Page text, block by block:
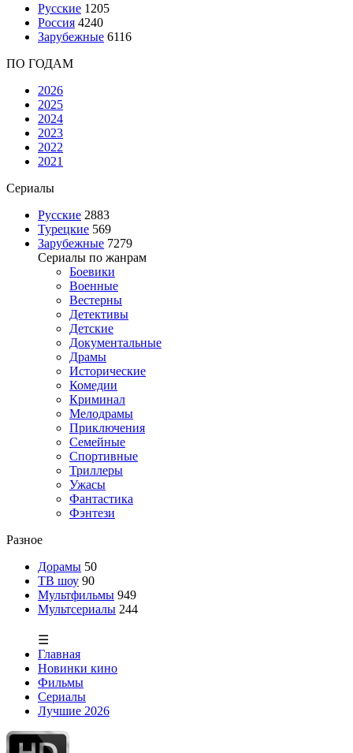
Русские 1205
Россия 4240
Зарубежные 6116
ПО ГОДАМ
2026
2025
2024
2023
2022
2021
Сериалы
Русские 2883
Турецкие 569
Зарубежные 7279
Сериалы по жанрам
Боевики
Военные
Вестерны
Детективы
Детские
Документальные
Драмы
Исторические
Комедии
Криминал
Мелодрамы
Приключения
Семейные
Спортивные
Триллеры
Ужасы
Фантастика
Фэнтези
Разное
Дорамы 50
ТВ шоу 90
Мультфильмы 949
Мультсериалы 244
☰
Главная
Новинки кино
Фильмы
Сериалы
Лучшие 2026